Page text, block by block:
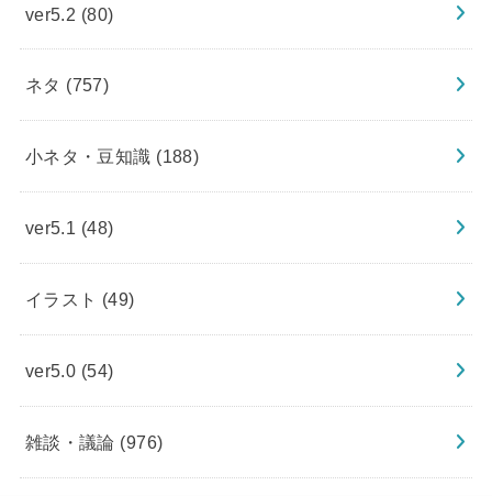
ver5.2 (80)
ネタ (757)
小ネタ・豆知識 (188)
ver5.1 (48)
イラスト (49)
ver5.0 (54)
雑談・議論 (976)